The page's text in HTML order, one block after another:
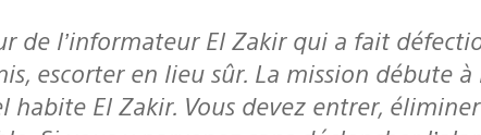
escorter en lieu sûr. La mission débute à
habite El Zakir. Vous devez entrer,